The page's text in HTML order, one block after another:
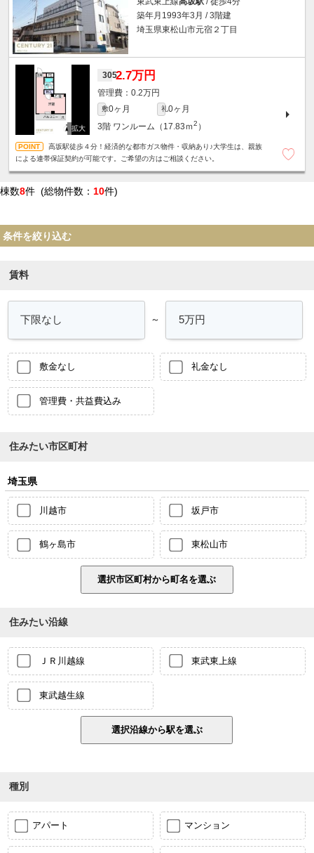
築年月1993年3月 / 3階建
埼玉県東松山市元宿２丁目
3052.7万円
0.2万円
敷0ヶ月 礼0ヶ月
3階 ワンルーム（17.83ｍ2 ）
高坂駅徒歩４分！経済的な都市ガス物件・収納あり♪大学生は、親族
による連帯保証契約が可能です。ご希望の方はご相談ください。
棟数8件 (総物件数： 10件)
条件を絞り込む
賃料
～
敷金なし 礼金なし
管理費・共益費込み
住みたい市区町村
埼玉県
川越市 坂戸市
鶴ヶ島市 東松山市
住みたい沿線
ＪＲ川越線 東武東上線
東武越生線
種別
アパート マンション